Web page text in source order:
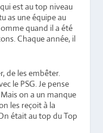
est au top niveau
as une équipe au
quand il a été
Chaque année, il
de les embêter.
le PSG. Je pense
on a un manque
les reçoit à la
était au top du Top